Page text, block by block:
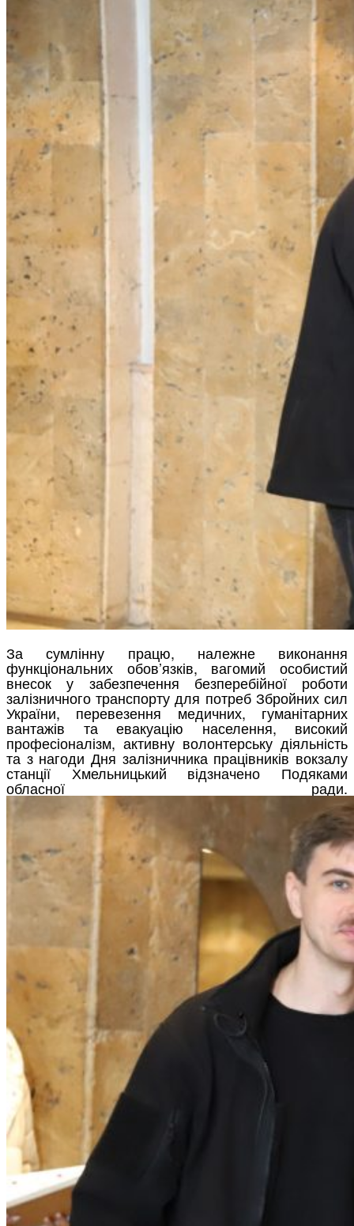
За сумлінну працю, належне виконання
функціональних обов’язків, вагомий особистий
внесок у забезпечення безперебійної роботи
залізничного транспорту для потреб Збройних сил
України, перевезення медичних, гуманітарних
вантажів та евакуацію населення, високий
професіоналізм, активну волонтерську діяльність
та з нагоди Дня залізничника працівників вокзалу
станції Хмельницький відзначено Подяками
обласної ради.